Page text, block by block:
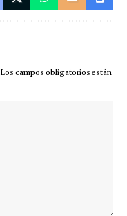
Los campos obligatorios están